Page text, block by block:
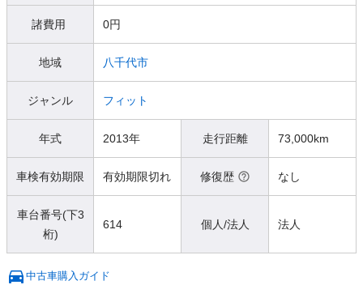
諸費用 0円
地域 八千代市
ジャンル フィット
年式 2013年 走行距離 73,000km
車検有効期限 有効期限切れ 修復歴 なし
車台番号(下3
桁)
614 個人/法人 法人
中古車購入ガイド